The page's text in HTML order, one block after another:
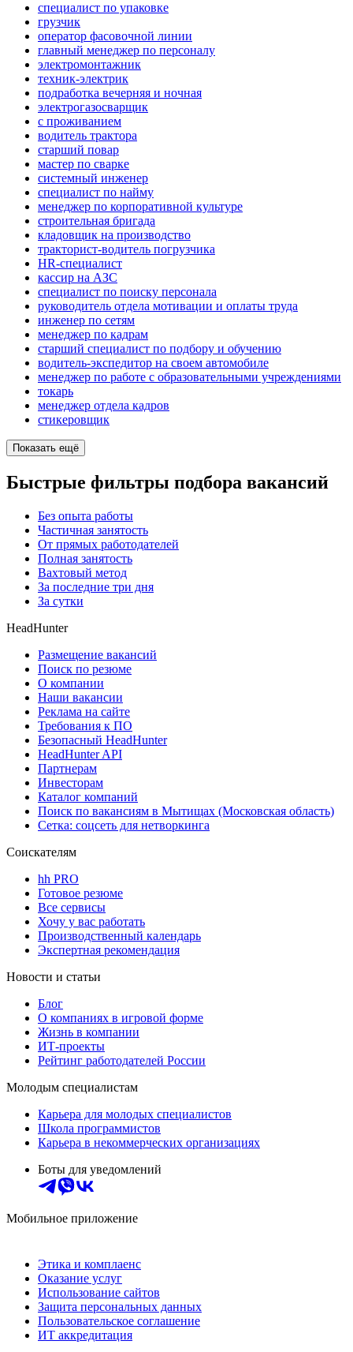
специалист по упаковке
грузчик
оператор фасовочной линии
главный менеджер по персоналу
электромонтажник
техник-электрик
подработка вечерняя и ночная
электрогазосварщик
с проживанием
водитель трактора
старший повар
мастер по сварке
системный инженер
специалист по найму
менеджер по корпоративной культуре
строительная бригада
кладовщик на производство
тракторист-водитель погрузчика
HR-специалист
кассир на АЗС
специалист по поиску персонала
руководитель отдела мотивации и оплаты труда
инженер по сетям
менеджер по кадрам
старший специалист по подбору и обучению
водитель-экспедитор на своем автомобиле
менеджер по работе с образовательными учреждениями
токарь
менеджер отдела кадров
стикеровщик
Показать ещё
Быстрые фильтры подбора вакансий
Без опыта работы
Частичная занятость
От прямых работодателей
Полная занятость
Вахтовый метод
За последние три дня
За сутки
HeadHunter
Размещение вакансий
Поиск по резюме
О компании
Наши вакансии
Реклама на сайте
Требования к ПО
Безопасный HeadHunter
HeadHunter API
Партнерам
Инвесторам
Каталог компаний
Поиск по вакансиям в Мытищах (Московская область)
Сетка: соцсеть для нетворкинга
Соискателям
hh PRO
Готовое резюме
Все сервисы
Хочу у вас работать
Производственный календарь
Экспертная рекомендация
Новости и статьи
Блог
О компаниях в игровой форме
Жизнь в компании
ИТ-проекты
Рейтинг работодателей России
Молодым специалистам
Карьера для молодых специалистов
Школа программистов
Карьера в некоммерческих организациях
Боты для уведомлений
Мобильное приложение
Этика и комплаенс
Оказание услуг
Использование сайтов
Защита персональных данных
Пользовательское соглашение
ИТ аккредитация